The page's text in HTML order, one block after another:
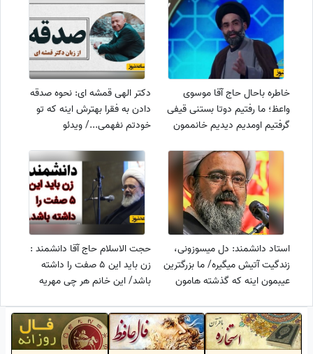
خاطره باحال حاج آقا موسوی
واعظ؛ ما رفتیم دوتا بستنی قیفی
گرفتیم اومدیم دیدیم خانممون
شده.. 🤣
دکتر الهی قمشه ای: نحوه صدقه
دادن به فقرا بهترش اینه که تو
خودتم نفهمی.../ ویدئو
استاد دانشمند: دل میسوزونی،
زندگیت آتیش میگیره/ ما بزرگترین
عیبمون اینه که گذشته هامون
حجت الاسلام حاج آقا دانشمند :
زن باید این 5 صفت را داشته
باشد/ این خانم هر چی مهریه
ویدئو